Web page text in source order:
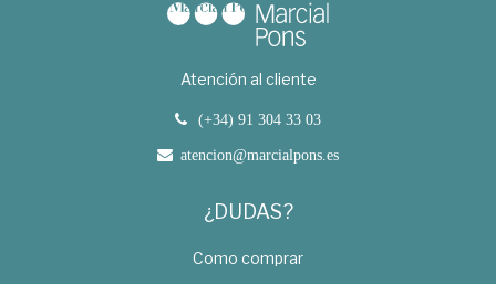
Atención al cliente
(+34) 91 304 33 03
atencion@marcialpons.es
¿DUDAS?
Como comprar